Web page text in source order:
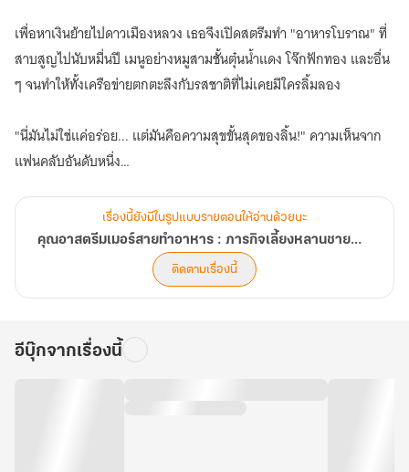
วาย
ร้าย!
เล่ม
เลี้ยง
หลาน
ชาย
ตัว
วาย
ร้าย!
เพื่อหาเงินย้ายไปดาวเมืองหลวง เธอจึงเปิดสตรีมทำ "อาหารโบราณ" ที่
สาบสูญไปนับหมื่นปี เมนูอย่างหมูสามชั้นตุ๋นน้ำแดง โจ๊กฟักทอง และอื่น
ๆ จนทำให้ทั้งเครือข่ายตกตะลึงกับรสชาติที่ไม่เคยมีใครลิ้มลอง
"นี่มันไม่ใช่แค่อร่อย... แต่มันคือความสุขขั้นสุดของลิ้น!" ความเห็นจาก
แฟนคลับอันดับหนึ่ง
แต่ชีวิตกลับวุ่นวายยิ่งขึ้น เมื่อเธอเก็บแมวขาวบาดเจ็บมาเลี้ยง โดยไม่รู้ว่า
แท้จริงเขาคือจอมพลดาราจักรที่กำลังถูกไล่ล่า ท่ามกลางศัตรู ครอบครัว
เดิม และสงครามโซเซียล เมิ่งหนานซวี่จะใช้ทั้งแส้และตะหลิว ปกป้อง
หลานชาย และเปลี่ยนชะตาจักรวาลได้หรือไม่? (บทที่ 121-160)
เรื่องนี้ยังมีในรูปแบบรายตอนให้อ่านด้วยนะ
คุณอาสตรีมเมอร์สายทำอาหาร : ภารกิจเลี้ยงหลานชายตัวน้อย(ว่าที่)มหาวายร้าย!
ติดตามเรื่องนี้
อีบุ๊กจากเรื่องนี้